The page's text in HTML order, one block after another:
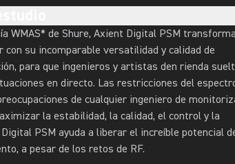
WMAS* de Shure, Axient Digital PSM
su incomparable versatilidad y calidad de
para que ingenieros y artistas den rienda
en directo. Las restricciones del
de cualquier ingeniero de
la estabilidad, la calidad, el control y la
PSM ayuda a liberar el increíble potencial
a pesar de los retos de RF.